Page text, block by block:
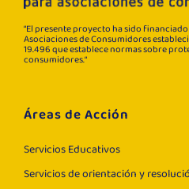
“El presente proyecto ha sido
Asociaciones de Consumidores
19.496 que establece normas sobre
consumidores.“
Áreas de Acción
Servicios Educativos
Servicios de orientación y